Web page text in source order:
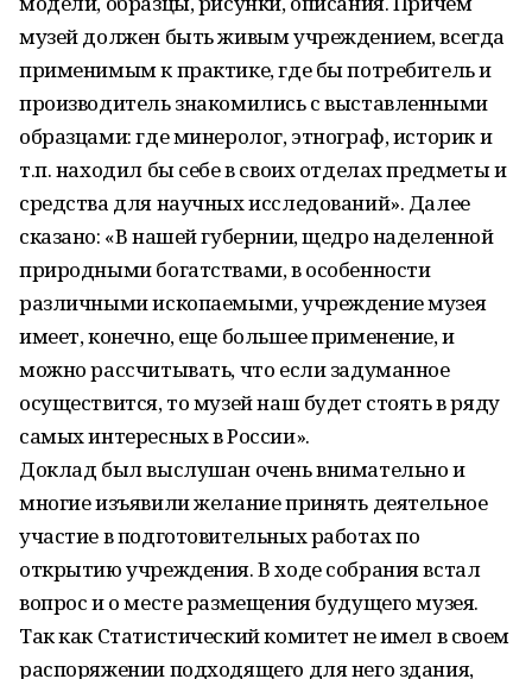
музей должен быть живым учреждением, всегда
применимым к практике, где бы потребитель и
производитель знакомились с выставленными
образцами: где минеролог, этнограф, историк и
т.п. находил бы себе в своих отделах предметы и
средства для научных исследований». Далее
сказано: «В нашей губернии, щедро наделенной
природными богатствами, в особенности
различными ископаемыми, учреждение музея
имеет, конечно, еще большее применение, и
можно рассчитывать, что если задуманное
осуществится, то музей наш будет стоять в ряду
самых интересных в России».
Доклад был выслушан очень внимательно и
многие изъявили желание принять деятельное
участие в подготовительных работах по
открытию учреждения. В ходе собрания встал
вопрос и о месте размещения будущего музея.
Так как Статистический комитет не имел в своем
распоряжении подходящего для него здания,